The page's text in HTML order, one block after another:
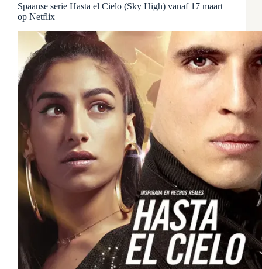
Spaanse serie Hasta el Cielo (Sky High) vanaf 17 maart
op Netflix